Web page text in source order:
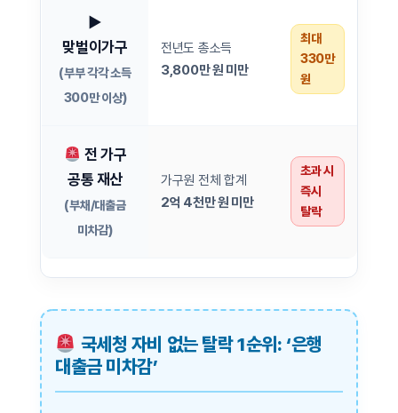
▶
맞벌이가구
(부부 각각 소득
300만 이상)
전년도 총소득
3,800만 원 미만
최대
330만
원
전 가구
공통 재산
(부채/대출금
미차감)
가구원 전체 합계
2억 4천만 원 미만
초과 시
즉시
탈락
국세청 자비 없는 탈락 1순위: ‘은행
대출금 미차감’